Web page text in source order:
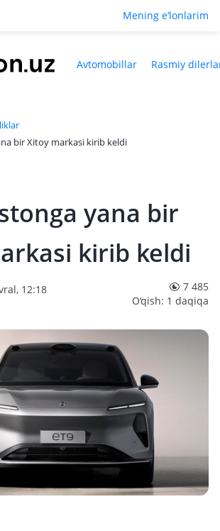
Mening e‘lonlarim
Avtomobillar Rasmiy
bir Xitoy markasi kirib keldi
yana bir
kirib keldi
12:18
7 485
O‘qish: 1 daqiqa